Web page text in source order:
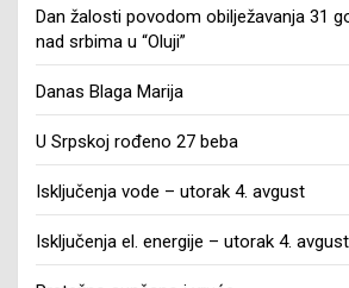
Dan žalosti povodom obilježavanja 31
nad srbima u “Oluji”
Danas Blaga Marija
U Srpskoj rođeno 27 beba
Isključenja vode – utorak 4. avgust
Isključenja el. energije – utorak 4. avgust